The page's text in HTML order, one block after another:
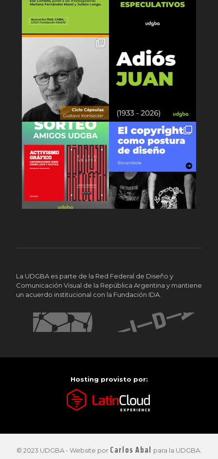
La UDGBA es parte de la Red Federal de Diseño y
Comunicación Visual de la República Argentina y mantiene
un acuerdo institucional con la Fundación IDA.
Hosting provisto por:
© 2023 UDGBA - Website por Carlos Abal para la UDGBA.